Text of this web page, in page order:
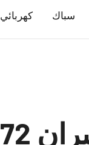
سباك كهربائي